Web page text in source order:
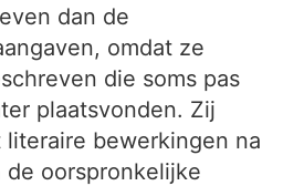
dan de
omdat ze
die soms pas
plaatsvonden. Zij
bewerkingen na
oorspronkelijke